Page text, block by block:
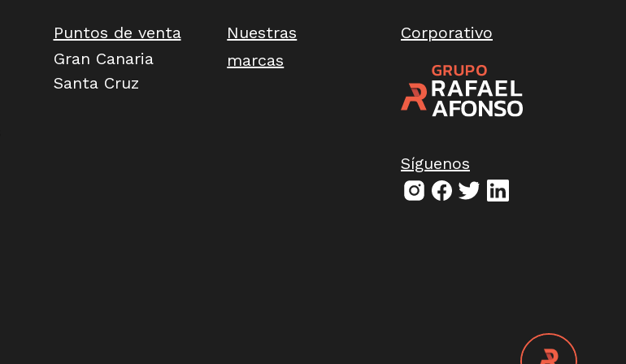
Puntos de venta
Gran Canaria
Santa Cruz
Nuestras
marcas
Corporativo
Síguenos